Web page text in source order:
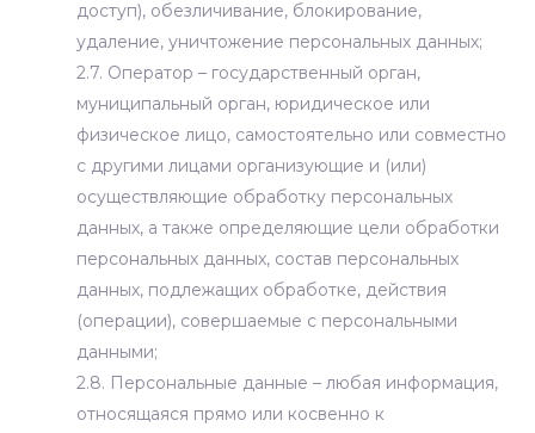
доступ), обезличивание, блокирование,
удаление, уничтожение персональных данных;
2.7. Оператор – государственный орган,
муниципальный орган, юридическое или
физическое лицо, самостоятельно или совместно
с другими лицами организующие и (или)
осуществляющие обработку персональных
данных, а также определяющие цели обработки
персональных данных, состав персональных
данных, подлежащих обработке, действия
(операции), совершаемые с персональными
данными;
2.8. Персональные данные – любая информация,
относящаяся прямо или косвенно к